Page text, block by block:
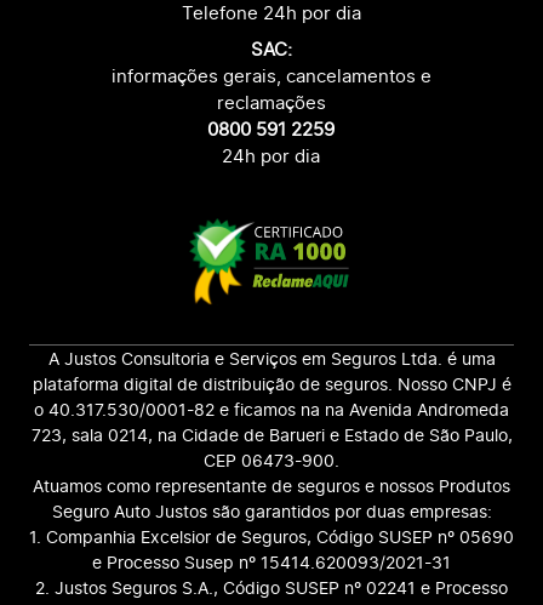
Telefone 24h por dia
SAC:
informações gerais, cancelamentos e
reclamações
0800 591 2259
24h por dia
A Justos Consultoria e Serviços em Seguros Ltda. é uma
plataforma digital de distribuição de seguros. Nosso CNPJ é
o 40.317.530/0001-82 e ficamos na na Avenida Andromeda
723, sala 0214, na Cidade de Barueri e Estado de São Paulo,
CEP 06473-900.
Atuamos como representante de seguros e nossos Produtos
Seguro Auto Justos são garantidos por duas empresas:
1. Companhia Excelsior de Seguros, Código SUSEP nº 05690
e Processo Susep nº 15414.620093/2021-31
2. Justos Seguros S.A., Código SUSEP nº 02241 e Processo